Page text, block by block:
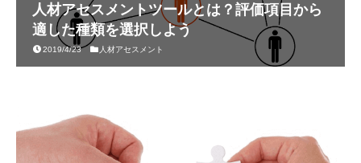
人材アセスメントツールとは？評価項目から
適した種類を選択しよう
2019/4/23 人材アセスメント